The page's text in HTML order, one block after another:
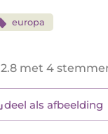
europa
2.8 met 4
deel als afbeelding